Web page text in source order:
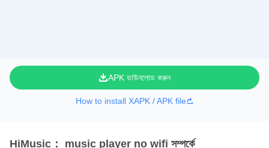
APK ডাউনলোড করুন
How to install XAPK / APK file
HiMusic： music player no wifi সম্পর্কে